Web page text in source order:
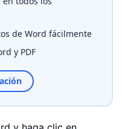
de Word fácilmente
y PDF